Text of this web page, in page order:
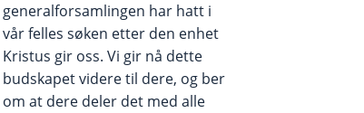
generalforsamlingen har hatt i
vår felles søken etter den enhet
Kristus gir oss. Vi gir nå dette
budskapet videre til dere, og ber
om at dere deler det med alle